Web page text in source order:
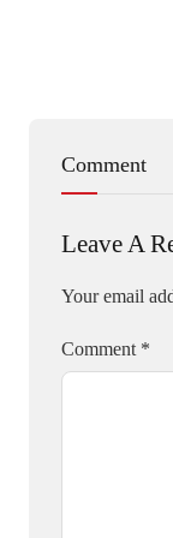
Comment
Leave A
Your email
Comment *